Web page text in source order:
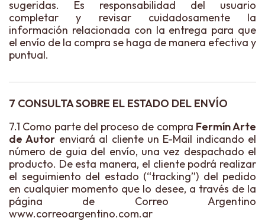
sugeridas. Es responsabilidad del usuario
completar y revisar cuidadosamente la
información relacionada con la entrega para que
el envío de la compra se haga de manera efectiva y
puntual.
7 CONSULTA SOBRE EL ESTADO DEL ENVÍO
7.1 Como parte del proceso de compra Fermín Arte
de Autor enviará al cliente un E-Mail indicando el
número de guia del envío, una vez despachado el
producto. De esta manera, el cliente podrá realizar
el seguimiento del estado (“tracking”) del pedido
en cualquier momento que lo desee, a través de la
página de Correo Argentino
www.correoargentino.com.ar